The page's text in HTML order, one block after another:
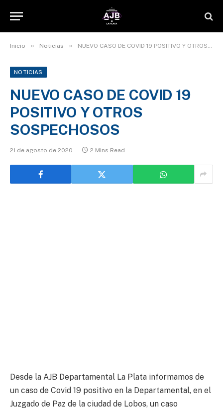
Inicio » Noticias » NUEVO CASO DE COVID 19 POSITIVO Y OTROS SOSPECHOSOS
NOTICIAS
NUEVO CASO DE COVID 19
POSITIVO Y OTROS
SOSPECHOSOS
21 de agosto de 2020 2 Mins Read
Desde la AJB Departamental La Plata informamos de
un caso de Covid 19 positivo en la Departamental, en el
Juzgado de Paz de la ciudad de Lobos, un caso